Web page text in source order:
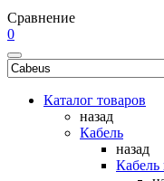
Сравнение
0
Каталог товаров
назад
Кабель
назад
Кабель